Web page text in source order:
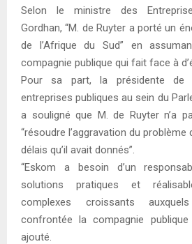
Selon le ministre des
Gordhan, “M. de Ruyter a porté un
de l’Afrique du Sud” en
compagnie publique qui fait face à
Pour sa part, la présidente de
entreprises publiques au sein du
a souligné que M. de Ruyter n’a
“résoudre l’aggravation du
délais qu’il avait donnés”.
“Eskom a besoin d’un
solutions pratiques et
complexes croissants
confrontée la compagnie publique
ajouté.